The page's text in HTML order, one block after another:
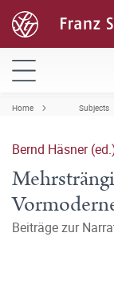
Home Subjects
Bernd Häsner
Beiträge zur